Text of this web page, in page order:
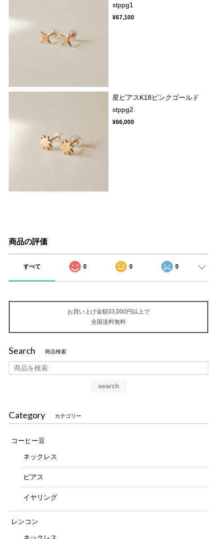
stppg1
¥67,100
星ピアスK18ピンクゴールド
stppg2
¥66,000
商品の評価
すべて 0 0 0
お買い上げ金額33,000円以上で
全国送料無料
Search 商品検索
search
Category カテゴリー
コーヒー豆
ネックレス
ピアス
イヤリング
レンコン